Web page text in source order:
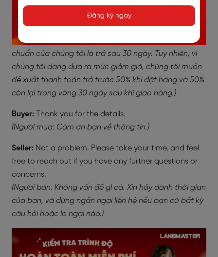
(Người bán: Tất nhiên. Thời gian giao hàng ước tính là
3-4 tuần sau khi thanh toán. Điều kiện thanh toán tiêu
chuẩn của chúng tôi là trả sau 30 ngày. Tuy nhiên, vì
chúng tôi đang đưa ra mức giảm giá, chúng tôi muốn
đề xuất thanh toán trả trước 50% khi đặt hàng và 50%
còn lại trong vòng 30 ngày sau khi giao hàng.)
Buyer: Thank you for the details.
(Người mua: Cảm ơn bạn về thông tin.)
Seller: Not a problem. Please take your time, and feel
free to reach out if you have any further questions or
concerns.
(Người bán: Không vấn đề gì cả. Xin hãy dành thời gian
của bạn, và đừng ngần ngại liên hệ nếu bạn có bất kỳ
câu hỏi hoặc lo ngại nào.)
Đăng ký ngay